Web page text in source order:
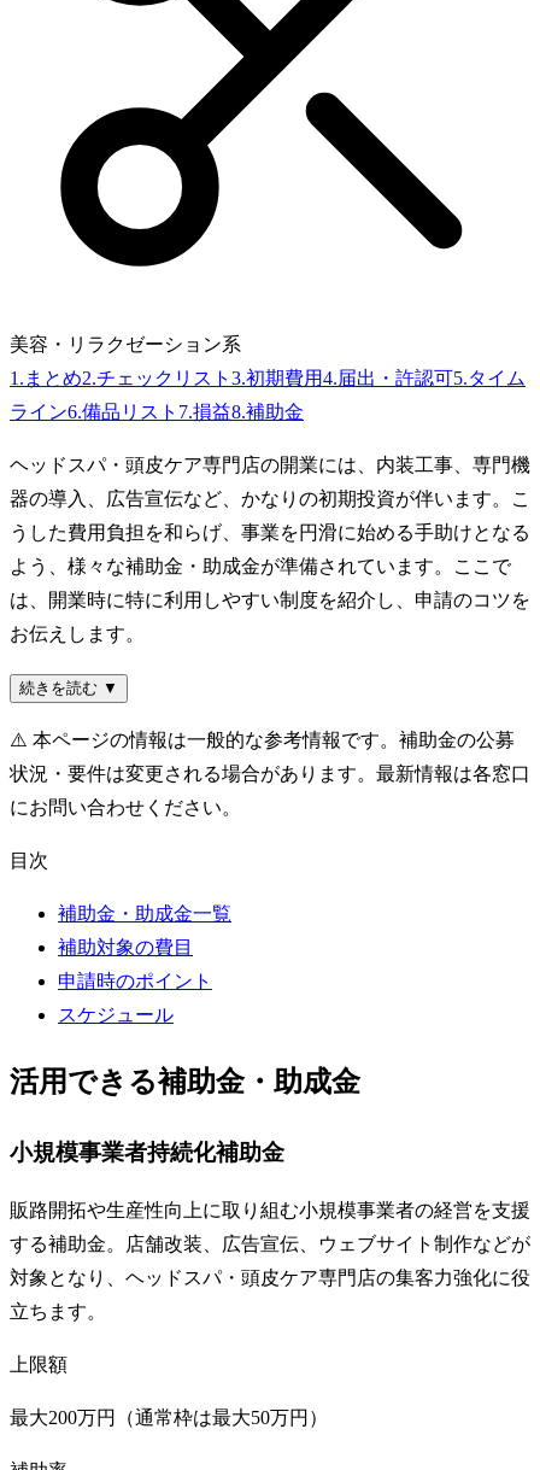
美容・リラクゼーション系
1 . まとめ2.チェックリスト 3.初期費用4.届出・許認可5.タイム
ライン6.備品リスト 7.損益8.補助金
ヘッドスパ・頭皮ケア専門店の開業には、内装工事、専門機
器の導入、広告宣伝など、かなりの初期投資が伴います。こ
うした費用負担を和らげ、事業を円滑に始める手助けとなる
よう、様々な補助金・助成金が準備されています。ここで
は、開業時に特に利用しやすい制度を紹介し、申請のコツを
お伝えします。
続きを読む ▼
⚠️ 本ページの情報は一般的な参考情報です。補助金の公募
状況・要件は変更される場合があります。最新情報は各窓口
にお問い合わせください。
目次
補助金・助成金一覧
補助対象の費目
申請時のポイント
スケジュール
活用できる補助金・助成金
小規模事業者持続化補助金
販路開拓や生産性向上に取り組む小規模事業者の経営を支援
する補助金。店舗改装、広告宣伝、ウェブサイト制作などが
対象となり、ヘッドスパ・頭皮ケア専門店の集客力強化に役
立ちます。
上限額
最大200万円（通常枠は最大50万円）